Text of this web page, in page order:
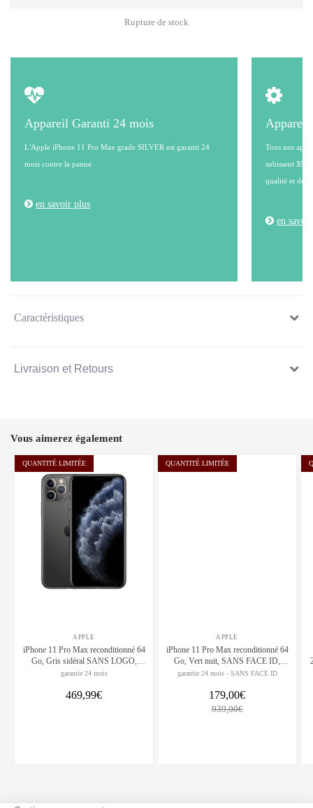
Rupture de stock
Appareil Garanti 24 mois
L'Apple iPhone 11 Pro Max grade SILVER est garanti 24
mois contre la panne
en savoir plus
Appareil
Tous nos
subissent 35
qualité et de
en
Caractéristiques
Livraison et Retours
Vous aimerez également
QUANTITÉ LIMITÉE
APPLE
iPhone 11 Pro Max reconditionné 64
Go, Gris sidéral SANS LOGO,
débloqué
garantie 24 mois
469,99€
QUANTITÉ LIMITÉE
APPLE
iPhone 11 Pro Max reconditionné 64
Go, Vert nuit, SANS FACE ID,
débloqué
garantie 24 mois - SANS FACE ID
179,00€
939,00€